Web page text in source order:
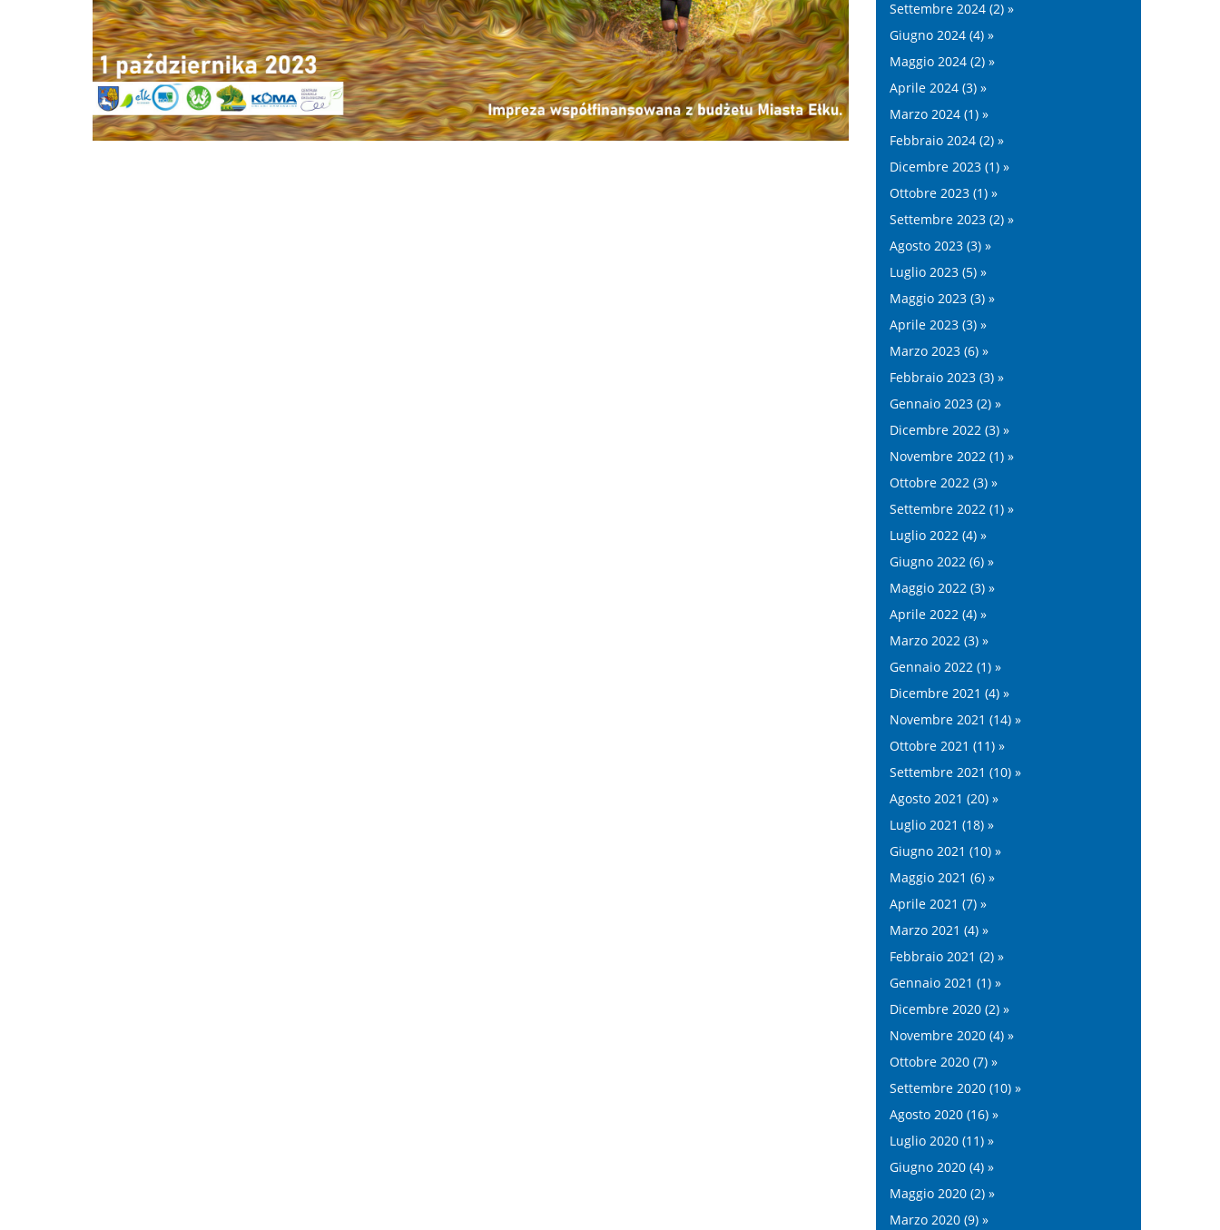
Settembre 2024 (2) »
Giugno 2024 (4) »
Maggio 2024 (2) »
Aprile 2024 (3) »
Marzo 2024 (1) »
Febbraio 2024 (2) »
Dicembre 2023 (1) »
Ottobre 2023 (1) »
Settembre 2023 (2) »
Agosto 2023 (3) »
Luglio 2023 (5) »
Maggio 2023 (3) »
Aprile 2023 (3) »
Marzo 2023 (6) »
Febbraio 2023 (3) »
Gennaio 2023 (2) »
Dicembre 2022 (3) »
Novembre 2022 (1) »
Ottobre 2022 (3) »
Settembre 2022 (1) »
Luglio 2022 (4) »
Giugno 2022 (6) »
Maggio 2022 (3) »
Aprile 2022 (4) »
Marzo 2022 (3) »
Gennaio 2022 (1) »
Dicembre 2021 (4) »
Novembre 2021 (14) »
Ottobre 2021 (11) »
Settembre 2021 (10) »
Agosto 2021 (20) »
Luglio 2021 (18) »
Giugno 2021 (10) »
Maggio 2021 (6) »
Aprile 2021 (7) »
Marzo 2021 (4) »
Febbraio 2021 (2) »
Gennaio 2021 (1) »
Dicembre 2020 (2) »
Novembre 2020 (4) »
Ottobre 2020 (7) »
Settembre 2020 (10) »
Agosto 2020 (16) »
Luglio 2020 (11) »
Giugno 2020 (4) »
Maggio 2020 (2) »
Marzo 2020 (9) »